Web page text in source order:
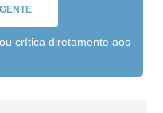
crítica diretamente aos